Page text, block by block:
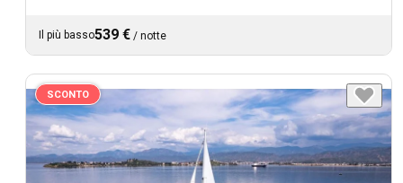
Il più basso539 € / notte
SCONTO